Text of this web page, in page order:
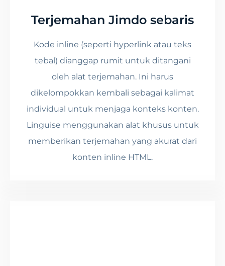
Terjemahan Jimdo sebaris
Kode inline (seperti hyperlink atau teks
tebal) dianggap rumit untuk ditangani
oleh alat terjemahan. Ini harus
dikelompokkan kembali sebagai kalimat
individual untuk menjaga konteks konten.
Linguise menggunakan alat khusus untuk
memberikan terjemahan yang akurat dari
konten inline HTML.